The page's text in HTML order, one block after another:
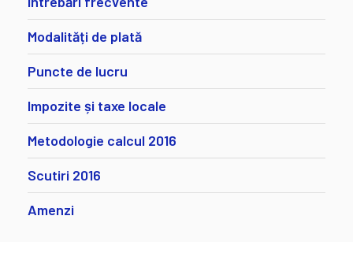
Modalități de plată
Puncte de lucru
Impozite și taxe locale
Metodologie calcul 2016
Scutiri 2016
Amenzi